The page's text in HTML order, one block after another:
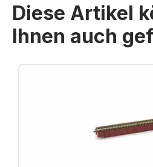
Diese Artikel
Ihnen auch
Produktgalerie überspringen